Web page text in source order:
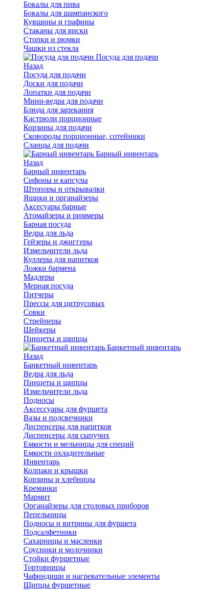
Бокалы для пива
Бокалы для шампанского
Кувшины и графины
Стаканы для виски
Стопки и рюмки
Чашки из стекла
Посуда для подачи
Назад
Посуда для подачи
Доски для подачи
Лопатки для подачи
Мини-ведра для подачи
Блюда для запекания
Кастрюли порционные
Корзины для подачи
Сковороды порционные, сотейники
Сланцы для подачи
Барный инвентарь
Назад
Барный инвентарь
Сифоны и капсулы
Штопоры и открывалки
Ящики и органайзеры
Аксесуары барные
Атомайзеры и риммеры
Барная посуда
Ведра для льда
Гейзеры и джиггеры
Измельчители льда
Куллеры для напитков
Ложки бармена
Мадлеры
Мерная посуда
Питчеры
Прессы для цитрусовых
Совки
Стрейнеры
Шейкеры
Пинцеты и щипцы
Банкетный инвентарь
Назад
Банкетный инвентарь
Ведра для льда
Пинцеты и щипцы
Измельчители льда
Подносы
Аксессуары для фуршета
Вазы и подсвечники
Диспенсеры для напитков
Диспенсеры для сыпучих
Емкости и мельницы для специй
Емкости охладительные
Инвентарь
Колпаки и крышки
Корзины и хлебницы
Креманки
Мармит
Органайзеры для столовых приборов
Пепельницы
Подносы и витрины для фуршета
Подсалфетники
Сахарницы и масленки
Соусники и молочники
Стойки фуршетные
Тортовницы
Чафиндиши и нагревательные элементы
Щипцы фуршетные